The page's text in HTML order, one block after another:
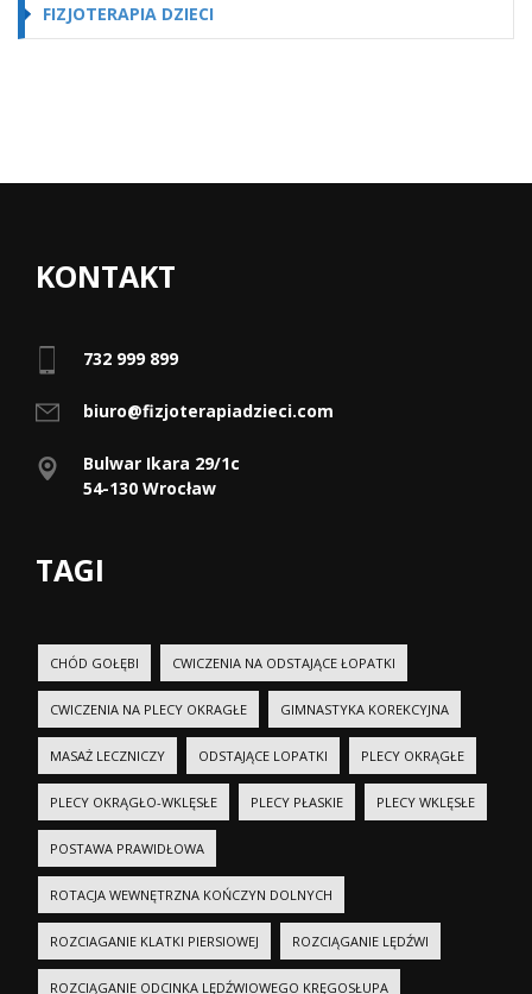
FIZJOTERAPIA DZIECI
KONTAKT
732 999 899
biuro@fizjoterapiadzieci.com
Bulwar Ikara 29/1c
54-130 Wrocław
TAGI
CHÓD GOŁĘBI CWICZENIA NA ODSTAJĄCE ŁOPATKI
CWICZENIA NA PLECY OKRAGŁE GIMNASTYKA KOREKCYJNA
MASAŻ LECZNICZY ODSTAJĄCE LOPATKI PLECY OKRĄGŁE
PLECY OKRĄGŁO-WKLĘSŁE PLECY PŁASKIE PLECY WKLĘSŁE
POSTAWA PRAWIDŁOWA
ROTACJA WEWNĘTRZNA KOŃCZYN DOLNYCH
ROZCIAGANIE KLATKI PIERSIOWEJ ROZCIĄGANIE LĘDŹWI
ROZCIĄGANIE ODCINKA LĘDŹWIOWEGO KRĘGOSŁUPA